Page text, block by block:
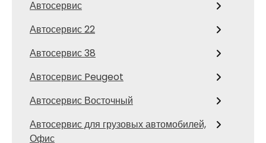
Автосервис
Автосервис 22
Автосервис 38
Автосервис Peugeot
Автосервис Восточный
Автосервис для грузовых автомобилей,
Офис